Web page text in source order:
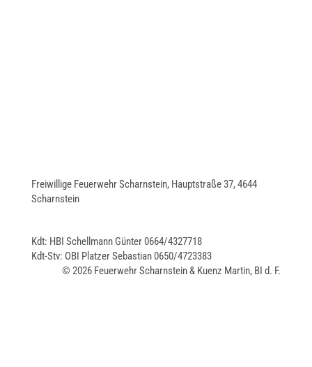
Freiwillige Feuerwehr Scharnstein, Hauptstraße 37, 4644
Scharnstein
Kdt: HBI Schellmann Günter 0664/4327718
Kdt-Stv: OBI Platzer Sebastian 0650/4723383
© 2026 Feuerwehr Scharnstein & Kuenz Martin, BI d. F.